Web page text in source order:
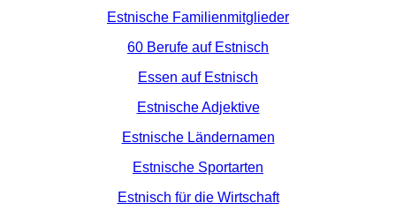
Estnische Familienmitglieder
60 Berufe auf Estnisch
Essen auf Estnisch
Estnische Adjektive
Estnische Ländernamen
Estnische Sportarten
Estnisch für die Wirtschaft